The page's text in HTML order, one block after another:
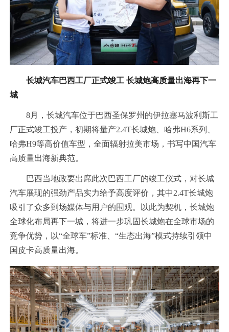
长城汽车巴西工厂正式竣工 长城炮高质量出海再下一
城
8月，长城汽车位于巴西圣保罗州的伊拉塞马波利斯工
厂正式竣工投产，初期将量产2.4T长城炮、哈弗H6系列、
哈弗H9等高价值车型，全面辐射拉美市场，书写中国汽车
高质量出海新典范。
巴西当地政要出席此次巴西工厂的竣工仪式，对长城
汽车展现的强劲产品实力给予高度评价，其中2.4T长城炮
吸引了众多到场媒体与用户的围观。
以此为契机，长城炮
全球化布局再下一城，将进一步巩固长城炮在全球市场的
竞争优势，以“全球车”标准、“生态出海”模式持续引领中
国皮卡高质量出海。